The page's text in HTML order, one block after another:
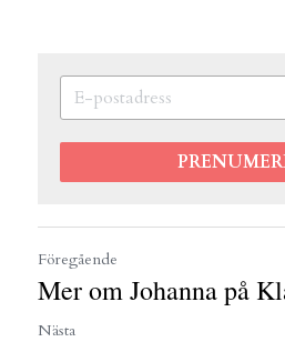
Föregående
Mer om Johanna på
Nästa